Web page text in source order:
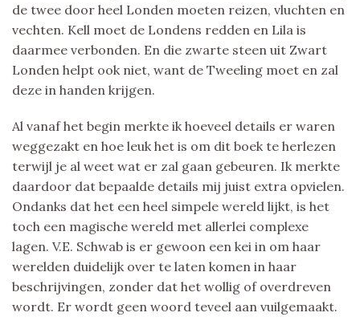
de twee door heel Londen moeten reizen, vluchten en
vechten. Kell moet de Londens redden en Lila is
daarmee verbonden. En die zwarte steen uit Zwart
Londen helpt ook niet, want de Tweeling moet en zal
deze in handen krijgen.
Al vanaf het begin merkte ik hoeveel details er waren
weggezakt en hoe leuk het is om dit boek te herlezen
terwijl je al weet wat er zal gaan gebeuren. Ik merkte
daardoor dat bepaalde details mij juist extra opvielen.
Ondanks dat het een heel simpele wereld lijkt, is het
toch een magische wereld met allerlei complexe
lagen. V.E. Schwab is er gewoon een kei in om haar
werelden duidelijk over te laten komen in haar
beschrijvingen, zonder dat het wollig of overdreven
wordt. Er wordt geen woord teveel aan vuilgemaakt.